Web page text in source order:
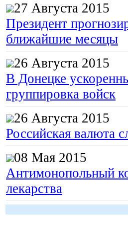
27 Августа 2015
Президент
ближайшие месяцы
26 Августа 2015
В Донецке
группировка войск
26 Августа 2015
Российская валюта
08 Мая 2015
Антимонопольный
лекарства